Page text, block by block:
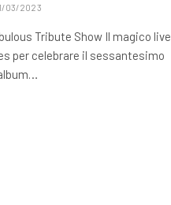
03/2023
Tribute Show Il magico live
per celebrare il sessantesimo